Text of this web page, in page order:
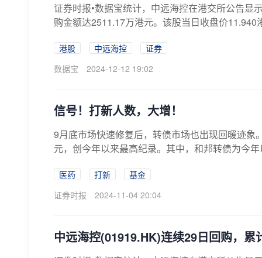
证券时报•数据宝统计，中远海控在港交所公告
购金额达2511.17万港元。该股当日收盘价11.940
港股 中远海控
证券
数据宝
2024-12-12 19:02
信号！打新人数，大增！
9月底市场快速修复后，转债市场也出现回暖迹
元，创今年以来最高纪录。其中，和邦转债为今
医药 打新
基金
证券时报
2024-11-04 20:04
中远海控(01919.HK)连续29日回购，累